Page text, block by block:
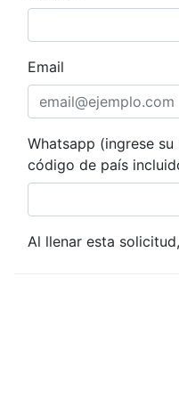
Email
Whatsapp (ingrese
código de país
Al llenar esta